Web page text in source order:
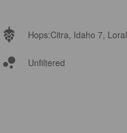
Hops:Citra, Idaho 7, Loral
Unfiltered